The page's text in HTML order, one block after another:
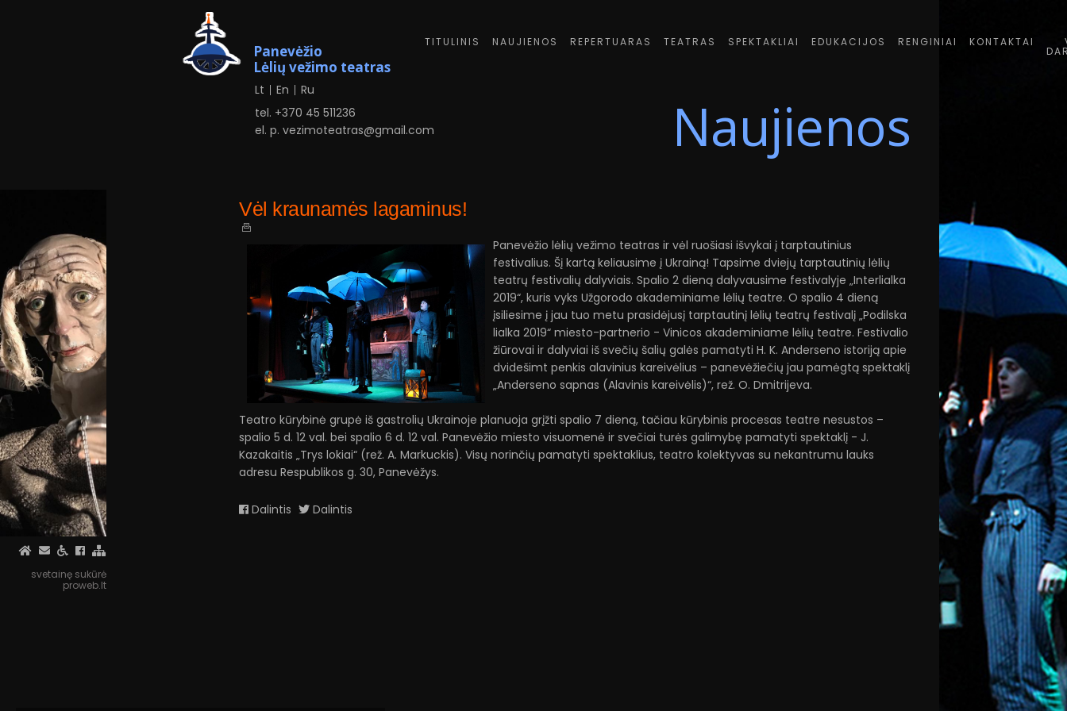
Panevėžio
Lėlių vežimo teatras
Lt En
Ru
tel. +370 45 511236
el. p.vezimoteatras@gmail.com
TITULINIS NAUJIENOS REPERTUARAS TEATRAS SPEKTAKLIAI EDUKACIJOS RENGINIAI KONTAKTAI
svetainę sukūrė
proweb.lt
Naujienos
Vėl kraunamės lagaminus!
Panevėžio lėlių vežimo teatras ir vėl ruošiasi išvykai į tarptautinius
festivalius. Šį kartą keliausime į Ukrainą! Tapsime dviejų tarptautinių lėlių
teatrų festivalių dalyviais. Spalio 2 dieną dalyvausime festivalyje „Interlialka
2019“, kuris vyks Užgorodo akademiniame lėlių teatre. O spalio 4 dieną
įsiliesime į jau tuo metu prasidėjusį tarptautinį lėlių teatrų festivalį „Podilska
lialka 2019“ miesto-partnerio - Vinicos akademiniame lėlių teatre. Festivalio
žiūrovai ir dalyviai iš svečių šalių galės pamatyti H. K. Anderseno istoriją apie
dvidešimt penkis alavinius kareivėlius – panevėžiečių jau pamėgtą spektaklį
„Anderseno sapnas (Alavinis kareivėlis)“, rež. O. Dmitrijeva.
Teatro kūrybinė grupė iš gastrolių Ukrainoje planuoja grįžti spalio 7 dieną, tačiau kūrybinis procesas teatre nesustos –
spalio 5 d. 12 val. bei spalio 6 d. 12 val. Panevėžio miesto visuomenė ir svečiai turės galimybę pamatyti spektaklį - J.
Kazakaitis „Trys lokiai“ (rež. A. Markuckis). Visų norinčių pamatyti spektaklius, teatro kolektyvas su nekantrumu lauks
adresu Respublikos g. 30, Panevėžys.
Dalintis Dalintis